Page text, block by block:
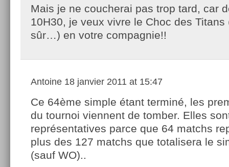
Mais je ne coucherai pas trop tard, car
10H30, je veux vivre le Choc des Titans
sûr…) en votre compagnie!!
Antoine 18 janvier 2011 at 15:47
Ce 64ème simple étant terminé, les
du tournoi viennent de tomber. Elles
représentatives parce que 64 matchs
plus des 127 matchs que totalisera le
(sauf WO)..